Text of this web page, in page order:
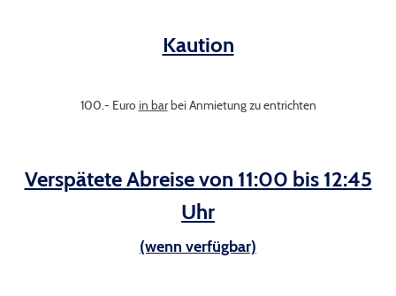
Kaution
100.- Euro in barbei Anmietung zu entrichten
Verspätete Abreise von 11:00 bis 12:45
Uhr
(wenn verfügbar)